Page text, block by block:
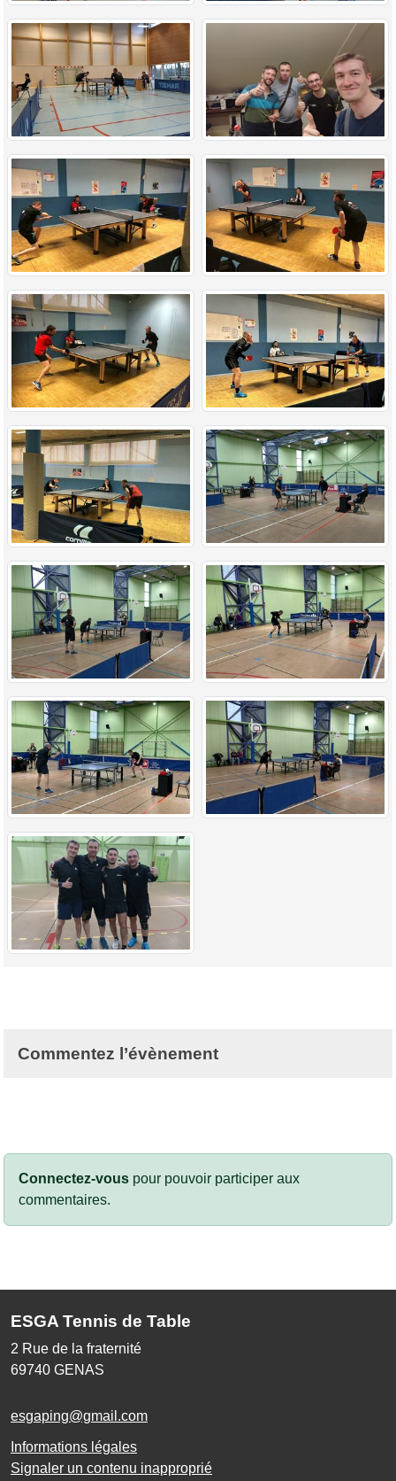
Commentez l’évènement
Connectez-vous pour pouvoir participer aux
commentaires.
ESGA Tennis de Table
2 Rue de la fraternité
69740 GENAS
esgaping@gmail.com
Informations légales
Signaler un contenu inapproprié